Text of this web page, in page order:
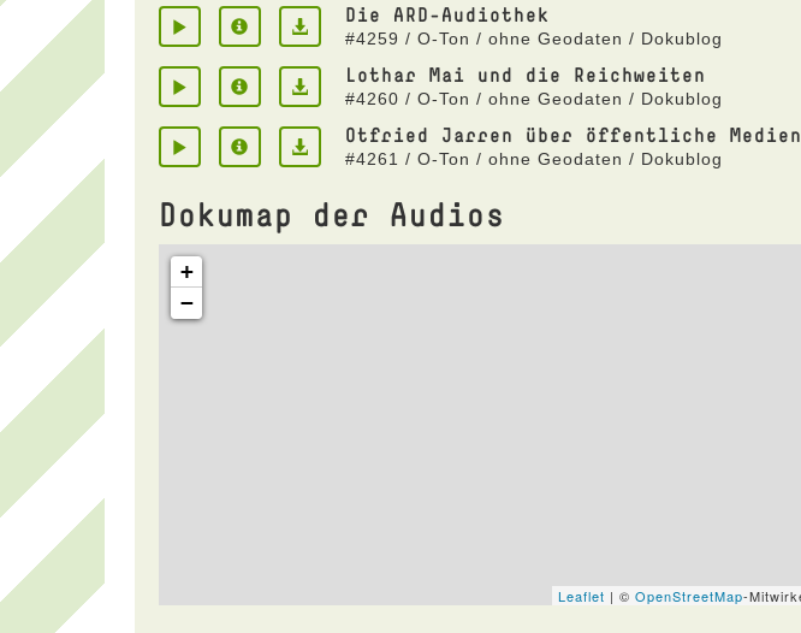
Die ARD-Audiothek
#4259 / O-Ton / ohne Geodaten / Dokublog
Lothar Mai und die Reichweiten
#4260 / O-Ton / ohne Geodaten / Dokublog
Otfried Jarren über öffentliche Medien
#4261 / O-Ton / ohne Geodaten / Dokublog
Dokumap der Audios